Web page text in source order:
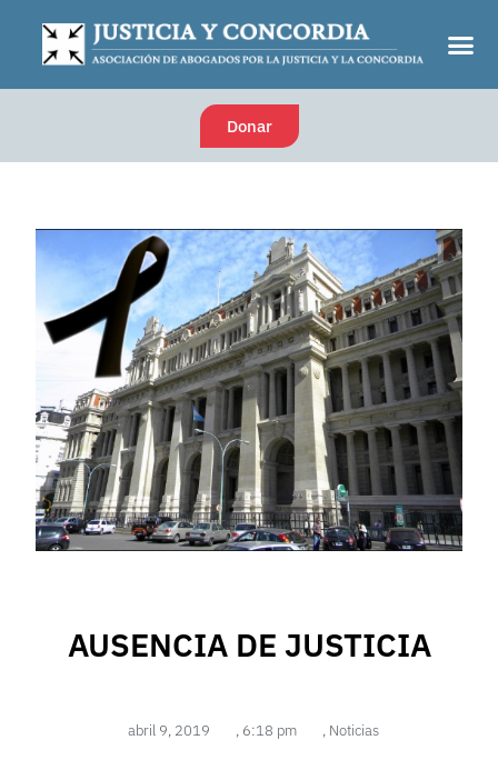
Donar
AUSENCIA DE JUSTICIA
abril 9, 2019 , 6:18 pm , Noticias